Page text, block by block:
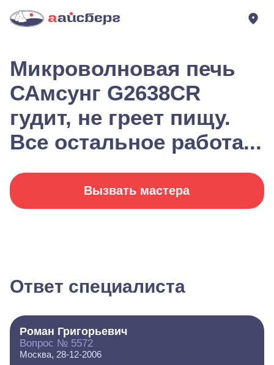
Микроволновая печь
САмсунг G2638CR
гудит, не греет пищу.
Все остальное работа...
Вызвать мастера
Ответ специалиста
Роман Григорьевич
Вопрос № 5572
Москва, 28-12-2006